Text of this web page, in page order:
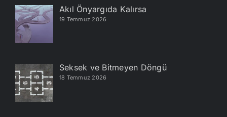
Akıl Önyargıda Kalırsa
19 Temmuz 2026
Seksek ve Bitmeyen Döngü
18 Temmuz 2026